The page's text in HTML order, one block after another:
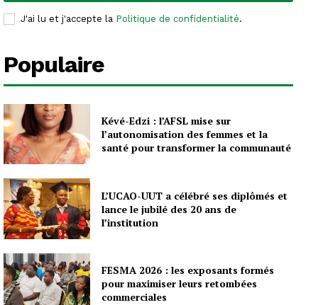
J'ai lu et j'accepte la Politique de confidentialité.
Populaire
Kévé-Edzi : l’AFSL mise sur
l’autonomisation des femmes et la
santé pour transformer la communauté
L’UCAO-UUT a célébré ses diplômés et
lance le jubilé des 20 ans de
l’institution
FESMA 2026 : les exposants formés
pour maximiser leurs retombées
commerciales